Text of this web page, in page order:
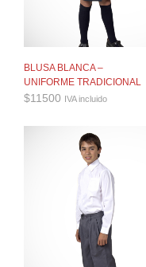
BLUSA BLANCA –
UNIFORME TRADICIONAL
$11500 IVA incluido